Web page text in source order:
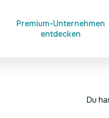
Premium-Unternehmen
entdecken
Du